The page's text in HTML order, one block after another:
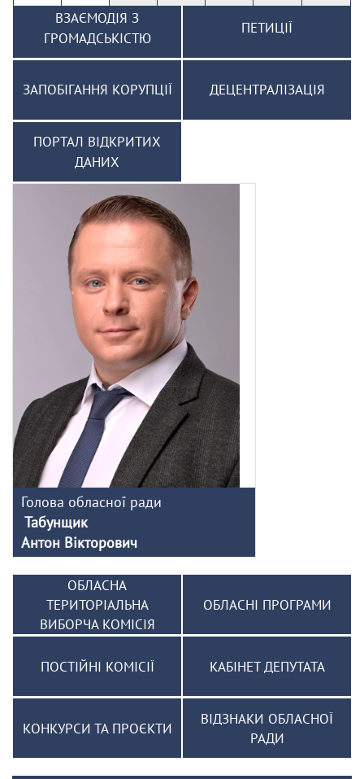
ВЗАЄМОДІЯ З
ГРОМАДСЬКІСТЮ
ПЕТИЦІЇ
ЗАПОБІГАННЯ КОРУПЦІЇ ДЕЦЕНТРАЛІЗАЦІЯ
ПОРТАЛ ВІДКРИТИХ
ДАНИХ
Голова обласної ради
Табунщик
Антон Вікторович
ОБЛАСНА
ТЕРИТОРІАЛЬНА
ВИБОРЧА КОМІСІЯ
ОБЛАСНІ ПРОГРАМИ
ПОСТІЙНІ КОМІСІЇ КАБІНЕТ ДЕПУТАТА
КОНКУРСИ ТА ПРОЄКТИ
ВІДЗНАКИ ОБЛАСНОЇ
РАДИ